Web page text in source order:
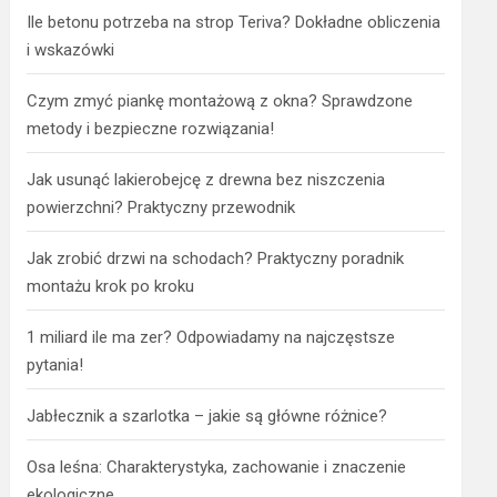
Ile betonu potrzeba na strop Teriva? Dokładne obliczenia
i wskazówki
Czym zmyć piankę montażową z okna? Sprawdzone
metody i bezpieczne rozwiązania!
Jak usunąć lakierobejcę z drewna bez niszczenia
powierzchni? Praktyczny przewodnik
Jak zrobić drzwi na schodach? Praktyczny poradnik
montażu krok po kroku
1 miliard ile ma zer? Odpowiadamy na najczęstsze
pytania!
Jabłecznik a szarlotka – jakie są główne różnice?
Osa leśna: Charakterystyka, zachowanie i znaczenie